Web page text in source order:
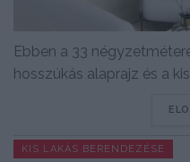
Ebben a 33
hosszúkás alaprajz és a
KIS LAKÁS BERENDEZÉSE